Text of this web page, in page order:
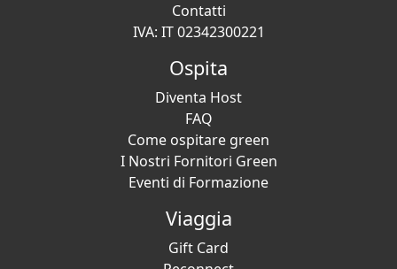
Contatti
IVA: IT 02342300221
Ospita
Diventa Host
FAQ
Come ospitare green
I Nostri Fornitori Green
Eventi di Formazione
Viaggia
Gift Card